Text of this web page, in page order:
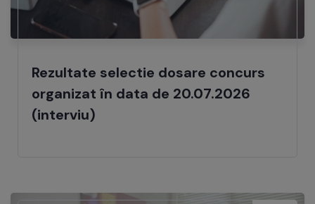
Rezultate selectie dosare concurs
organizat în data de 20.07.2026
(interviu)